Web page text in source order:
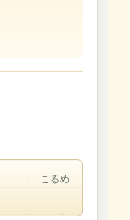
こるめ